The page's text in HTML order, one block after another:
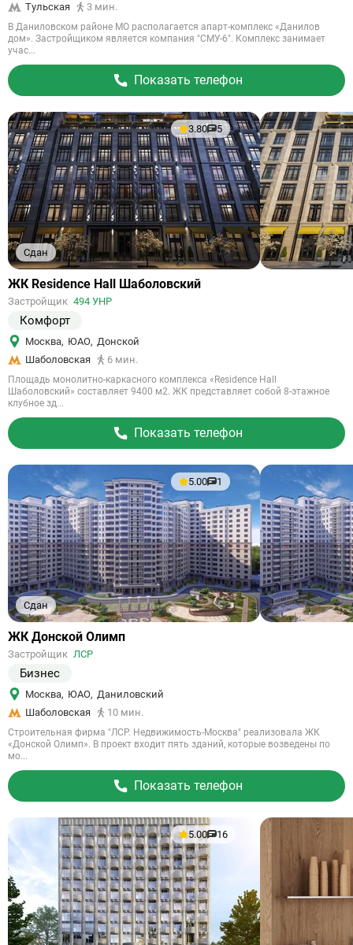
Тульская
3 мин.
В Даниловском районе МО располагается апарт-комплекс «Данилов
дом». Застройщиком является компания "СМУ-6". Комплекс занимает
учас...
Показать телефон
Сдан
3.80 5
Ссылка
объект
ЖК Residence Hall Шаболовский
Застройщик 494 УНР
Комфорт
Москва, ЮАО, Донской
Шаболовская
6 мин.
Площадь монолитно-каркасного комплекса «Residence Hall
Шаболовский» составляет 9400 м2. ЖК представляет собой 8-этажное
клубное зд...
Показать телефон
Сдан
5.00 1
Ссылка
объект
ЖК Донской Олимп
Застройщик ЛСР
Бизнес
Москва, ЮАО, Даниловский
Шаболовская
10 мин.
Строительная фирма "ЛСР. Недвижимость-Москва" реализовала ЖК
«Донской Олимп». В проект входит пять зданий, которые возведены по
мо...
Показать телефон
5.00 16